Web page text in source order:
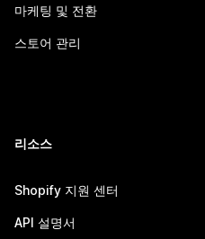
마케팅 및 전환
스토어 관리
리소스
Shopify 지원 센터
API 설명서